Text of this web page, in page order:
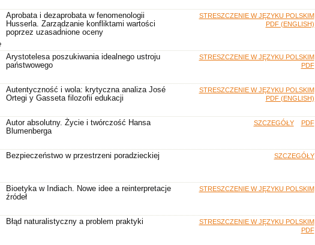
Aprobata i dezaprobata w fenomenologii
Husserla. Zarządzanie konfliktami wartości
poprzez uzasadnione oceny
STRESZCZENIE W JĘZYKU POLSKIM
PDF (ENGLISH)
Arystotelesa poszukiwania idealnego ustroju
państwowego
STRESZCZENIE W JĘZYKU POLSKIM
PDF
Autentyczność i wola: krytyczna analiza José
Ortegi y Gasseta filozofii edukacji
STRESZCZENIE W JĘZYKU POLSKIM
PDF (ENGLISH)
Autor absolutny. Życie i twórczość Hansa
Blumenberga
SZCZEGÓŁY PDF
Bezpieczeństwo w przestrzeni poradzieckiej SZCZEGÓŁY
Bioetyka w Indiach. Nowe idee a reinterpretacje
źródeł
STRESZCZENIE W JĘZYKU POLSKIM
Błąd naturalistyczny a problem praktyki
STRESZCZENIE W JĘZYKU POLSKIM
PDF